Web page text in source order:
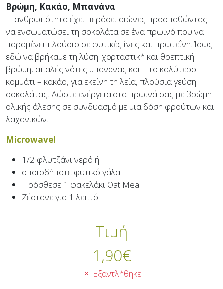
Βρώμη, Κακάο, Μπανάνα
Η ανθρωπότητα έχει περάσει αιώνες προσπαθώντας
να ενσωματώσει τη σοκολάτα σε ένα πρωινό που να
παραμένει πλούσιο σε φυτικές ίνες και πρωτεΐνη. Ίσως
εδώ να βρήκαμε τη λύση: χορταστική και θρεπτική
βρώμη, απαλές νότες μπανάνας και – το καλύτερο
κομμάτι – κακάο, για εκείνη τη λεία, πλούσια γεύση
σοκολάτας. Δώστε ενέργεια στα πρωινά σας με βρώμη
ολικής άλεσης σε συνδυασμό με μια δόση φρούτων και
λαχανικών.
Microwave!
1/2 φλυτζάνι νερό ή
οποιοδήποτε φυτικό γάλα
Πρόσθεσε 1 φακελάκι Oat Meal
Ζέστανε για 1 λεπτό
Τιμή
1,90€
Εξαντλήθηκε